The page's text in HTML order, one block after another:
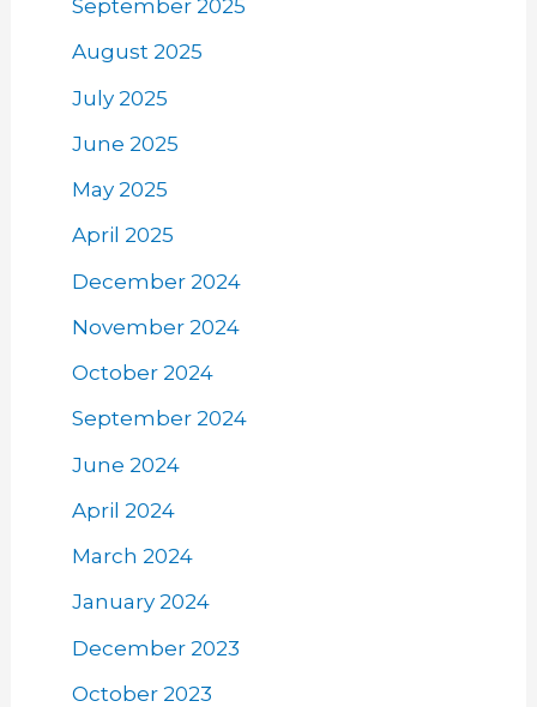
September 2025
August 2025
July 2025
June 2025
May 2025
April 2025
December 2024
November 2024
October 2024
September 2024
June 2024
April 2024
March 2024
January 2024
December 2023
October 2023